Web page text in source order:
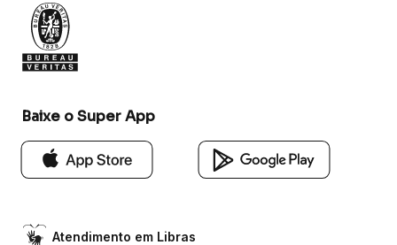
Baixe o Super App
Atendimento em Libras